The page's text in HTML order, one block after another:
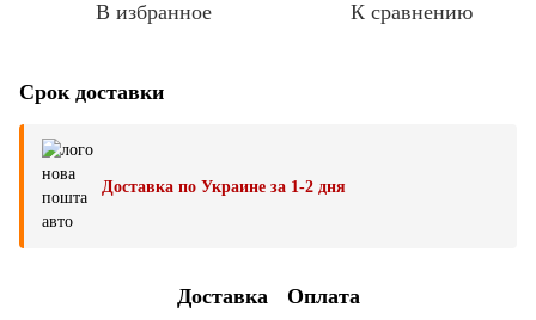
В избранное К сравнению
Срок доставки
Доставка по Украине за 1-2 дня
Доставка Оплата